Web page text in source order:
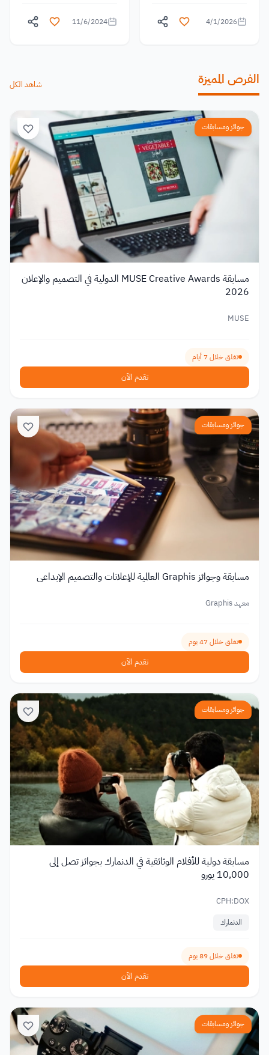
4/1/2026
11/6/2024
الفرص المميزة شاهد الكل
جوائز ومسابقات
مسابقة MUSE Creative Awards الدولية في التصميم والإعلان
2026
MUSE
تغلق خلال 7 أيام
تقدم الآن
جوائز ومسابقات
مسابقة وجوائز Graphis العالمية للإعلانات والتصميم الإبداعي
معهد Graphis
تغلق خلال 47 يوم
تقدم الآن
جوائز ومسابقات
مسابقة دولية للأفلام الوثائقية في الدنمارك بجوائز تصل إلى
10,000 يورو
CPH:DOX
الدنمارك
تغلق خلال 89 يوم
تقدم الآن
جوائز ومسابقات